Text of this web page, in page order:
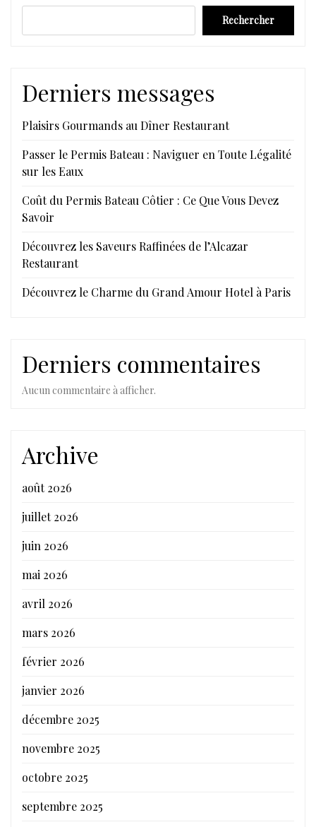
Rechercher
Derniers messages
Plaisirs Gourmands au Dîner Restaurant
Passer le Permis Bateau : Naviguer en Toute Légalité
sur les Eaux
Coût du Permis Bateau Côtier : Ce Que Vous Devez
Savoir
Découvrez les Saveurs Raffinées de l’Alcazar
Restaurant
Découvrez le Charme du Grand Amour Hotel à Paris
Derniers commentaires
Aucun commentaire à afficher.
Archive
août 2026
juillet 2026
juin 2026
mai 2026
avril 2026
mars 2026
février 2026
janvier 2026
décembre 2025
novembre 2025
octobre 2025
septembre 2025